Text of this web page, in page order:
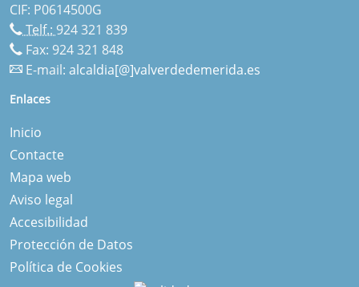
CIF: P0614500G
Telf.: 924 321 839
Fax: 924 321 848
E-mail: alcaldia[@]valverdedemerida.es
Enlaces
Inicio
Contacte
Mapa web
Aviso legal
Accesibilidad
Protección de Datos
Política de Cookies